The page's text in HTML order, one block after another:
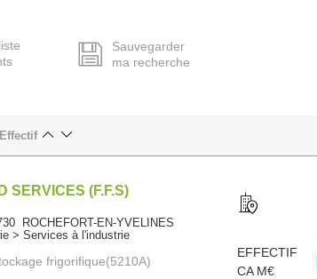
Sauvegarder
ma recherche
Effectif
SERVICES (F.F.S)
ROCHEFORT-EN-YVELINES
> Services à l'industrie
frigorifique(5210A)
EFFECTIF
CA M€